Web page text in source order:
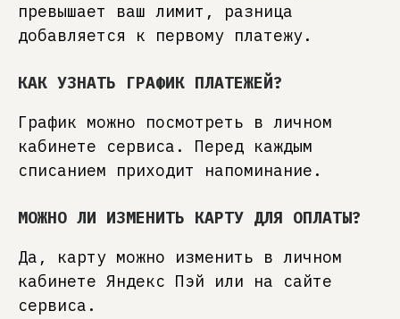
превышает ваш лимит, разница
добавляется к первому платежу.
КАК УЗНАТЬ ГРАФИК ПЛАТЕЖЕЙ?
График можно посмотреть в личном
кабинете сервиса. Перед каждым
списанием приходит напоминание.
МОЖНО ЛИ ИЗМЕНИТЬ КАРТУ ДЛЯ ОПЛАТЫ?
Да, карту можно изменить в личном
кабинете Яндекс Пэй или на сайте
сервиса.